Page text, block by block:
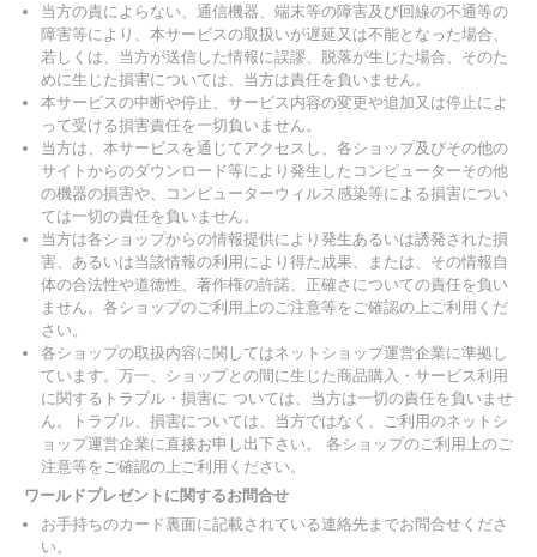
当方の責によらない、通信機器、端末等の障害及び回線の不通等の
障害等により、本サービスの取扱いが遅延又は不能となった場合、
若しくは、当方が送信した情報に誤謬、脱落が生じた場合、そのた
めに生じた損害については、当方は責任を負いません。
本サービスの中断や停止、サービス内容の変更や追加又は停止によ
って受ける損害責任を一切負いません。
当方は、本サービスを通じてアクセスし、各ショップ及びその他の
サイトからのダウンロード等により発生したコンピューターその他
の機器の損害や、コンピューターウィルス感染等による損害につい
ては一切の責任を負いません。
当方は各ショップからの情報提供により発生あるいは誘発された損
害、あるいは当該情報の利用により得た成果、または、その情報自
体の合法性や道徳性、著作権の許諾、正確さについての責任を負い
ません。各ショップのご利用上のご注意等をご確認の上ご利用くだ
さい。
各ショップの取扱内容に関してはネットショップ運営企業に準拠し
ています。万一、ショップとの間に生じた商品購入・サービス利用
に関するトラブル・損害に ついては、当方は一切の責任を負いませ
ん。トラブル、損害については、当方ではなく、ご利用のネットシ
ョップ運営企業に直接お申し出下さい。 各ショップのご利用上のご
注意等をご確認の上ご利用ください。
ワールドプレゼントに関するお問合せ
お手持ちのカード裏面に記載されている連絡先までお問合せくださ
い。